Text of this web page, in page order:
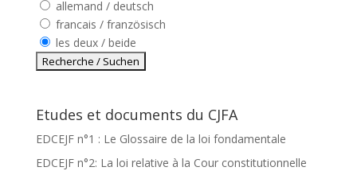
allemand / deutsch
francais / französisch
les deux / beide
Etudes et documents du CJFA
EDCEJF n°1 : Le Glossaire de la loi fondamentale
EDCEJF n°2: La loi relative à la Cour constitutionnelle